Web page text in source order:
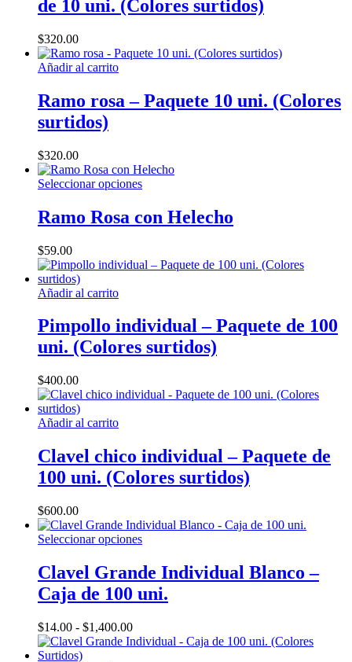
de 10 uni. (Colores surtidos)
$320.00
Añadir al carrito
Ramo rosa – Paquete 10 uni. (Colores
surtidos)
$320.00
Seleccionar opcionesEste
múltiples
opciones
en
la
página
Ramo Rosa con Helecho
$59.00
Añadir al carrito
Pimpollo individual – Paquete de 100
uni. (Colores surtidos)
$400.00
Añadir al carrito
Clavel chico individual – Paquete de
100 uni. (Colores surtidos)
$600.00
Seleccionar opcionesEste
tiene
múltiples
variantes.
se
pueden
Clavel Grande Individual Blanco –
Caja de 100 uni.
$14.00 - $1,400.00Rango
de